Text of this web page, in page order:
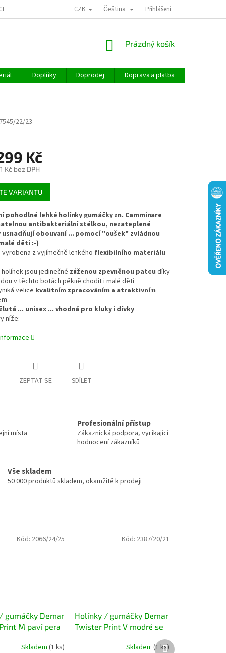
CZK Čeština Přihlášení
NÁKUPNÍ
Prázdný košík
Doplňky Doprodej Doprava a platba
22/23
Kč
Kčbez DPH
VARIANTU
pohodlné lehké holínky gumáčky zn. Camminare
antibakteriální stélkou, nezateplené
usnadňují obouvaní ... pomocí "oušek" zvládnou
děti :-)
vyrobena z vyjímečně lehkého flexibilního materiálu
holínek jsou jedinečné zúženou zpevněnou patou díky
v těchto botách pěkně chodit i malé děti
velice kvalitním zpracováním a atraktivním
... unisex ... vhodná pro kluky i dívky
níže:
ZEPTAT SE SDÍLET
místa
Profesionální přístup
Zákaznická podpora, vynikající
hodnocení zákazníků
Vše skladem
50 000 produktů skladem, okamžitě k prodeji
gumáčky Demar
M paví pera
Skladem(1 ks)
Kód: 2066/24/25
Holínky / gumáčky Demar
Twister Print V modré se
Skladem (1 ks)
Kód: 2387/20/21
Další